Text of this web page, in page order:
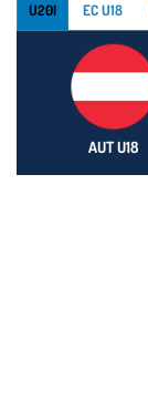
U20I EC U18
AUT U18